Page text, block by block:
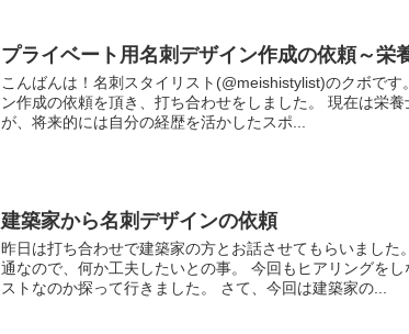
プライベート用名刺デザイン作成の依頼～栄
こんばんは！名刺スタイリスト(@meishistylist)のクボで
ン作成の依頼を頂き、打ち合わせをしました。 現在は栄
が、将来的には自分の経歴を活かしたスポ...
建築家から名刺デザインの依頼
昨日は打ち合わせで建築家の方とお話させてもらいまし
通なので、何か工夫したいとの事。 今回もヒアリングを
ストなのか探って行きました。 さて、今回は建築家の...